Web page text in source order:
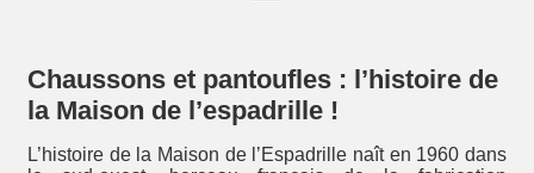
Chaussons et pantoufles : l’histoire de
la Maison de l’espadrille !
L’histoire de la Maison de l’Espadrille naît en 1960 dans